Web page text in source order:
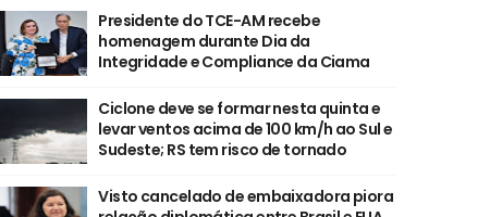
Presidente do TCE-AM recebe
homenagem durante Dia da
Integridade e Compliance da Ciama
Ciclone deve se formar nesta quinta e
levar ventos acima de 100 km/h ao Sul e
Sudeste; RS tem risco de tornado
Visto cancelado de embaixadora piora